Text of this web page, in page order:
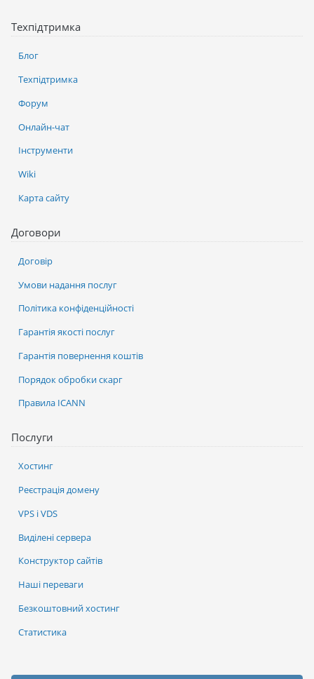
Послуги
Хостинг
Реєстрація домену
VPS і VDS
Виділені сервера
Конструктор сайтів
Наші переваги
Безкоштовний хостинг
Статистика
Техпідтримка
Блог
Техпідтримка
Форум
Онлайн-чат
Інструменти
Wiki
Карта сайту
Договори
Договір
Умови надання послуг
Політика конфіденційності
Гарантія якості послуг
Гарантія повернення коштів
Порядок обробки скарг
Правила ICANN